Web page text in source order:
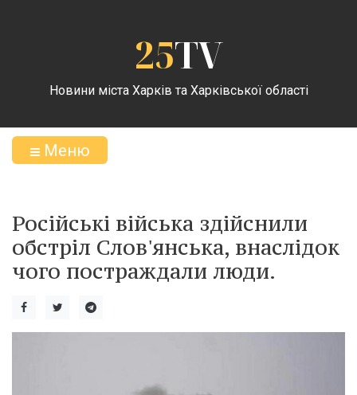
25TV
Новини міста Харків та Харківської області
Меню
Російські війська здійснили
обстріл Слов'янська, внаслідок
чого постраждали люди.